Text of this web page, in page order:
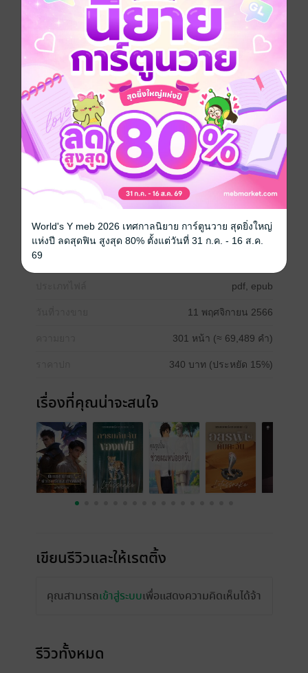
หนังสือเซตนี้มีทั้งหมด 2 เรื่อง คือ
รับจ้างชำระแค้นแห่งตงหยาง โลก 1 (1)
รับจ้างชำระแค้นแห้งตงหยาง โลก 1 (จบ)
ทะลุมิติ แฟนตาซี แก้แค้น
นักฆ่า
pdf, epub
11 พฤศจิกายน 2566
301 หน้า (≈ 69,489 คำ)
340 บาท (ประหยัด 15%)
เรื่องที่คุณน่าจะสนใจ
เขียนรีวิวและให้เรตติ้ง
คุณสามารถเข้าสู่ระบบเพื่อแสดงความคิดเห็นได้จ้า
รีวิวทั้งหมด
World's Y meb 2026 เทศกาลนิยาย การ์ตูนวาย สุดยิ่งใหญ่
แห่งปี ลดสุดฟิน สูงสุด 80% ตั้งแต่วันที่ 31 ก.ค. - 16 ส.ค.
69